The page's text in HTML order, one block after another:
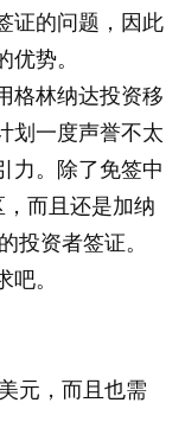
证的问题，因此
势。
格林纳达投资移
划一度声誉不太
力。除了免签中
而且还是加纳
投资者签证。
。
元，而且也需